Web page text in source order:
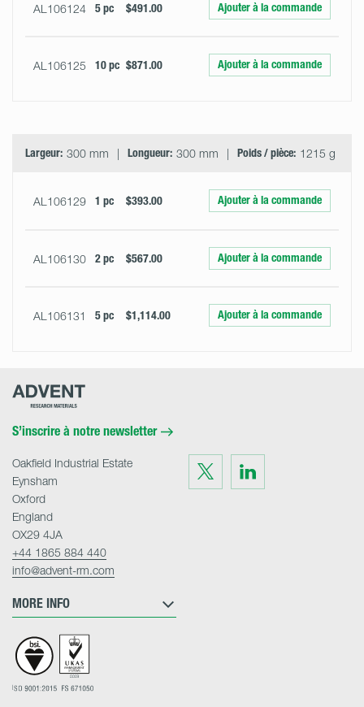
AL106124 5 pc $491.00 Ajouter à la commande
AL106125 10 pc $871.00 Ajouter à la commande
Largeur: 300 mm Longueur: 300 mm Poids / pièce: 1215 g
AL106129 1 pc $393.00 Ajouter à la commande
AL106130 2 pc $567.00 Ajouter à la commande
AL106131 5 pc $1,114.00 Ajouter à la commande
Advent
S’inscrire à notre newsletter
Visit
us
on
Twitter
Visit
on
LinkedIn
MORE INFO
Oakfield Industrial Estate
Eynsham
Oxford
England
OX29 4JA
+44 1865 884 440
info@advent-rm.com